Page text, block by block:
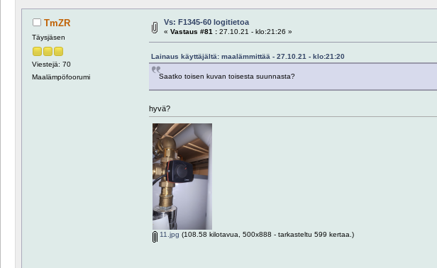
TmZR
Täysjäsen
Viestejä: 70
Maalämpöfoorumi
Vs: F1345-60 logitietoa
« Vastaus #81 :27.10.21 - klo:21:26 »
Lainaus käyttäjältä: maalämmittää - 27.10.21 - klo:21:20
Saatko toisen kuvan toisesta suunnasta?
hyvä?
11.jpg (108.58 kilotavua, 500x888 - tarkasteltu 599 kertaa.)